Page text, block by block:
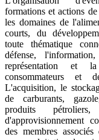
formations et actions
les domaines de
courts, du
toute thématique
défense,
représentation et
consommateurs et
L'acquisition, le
de carburants,
produits
d'approvisionnement
des membres